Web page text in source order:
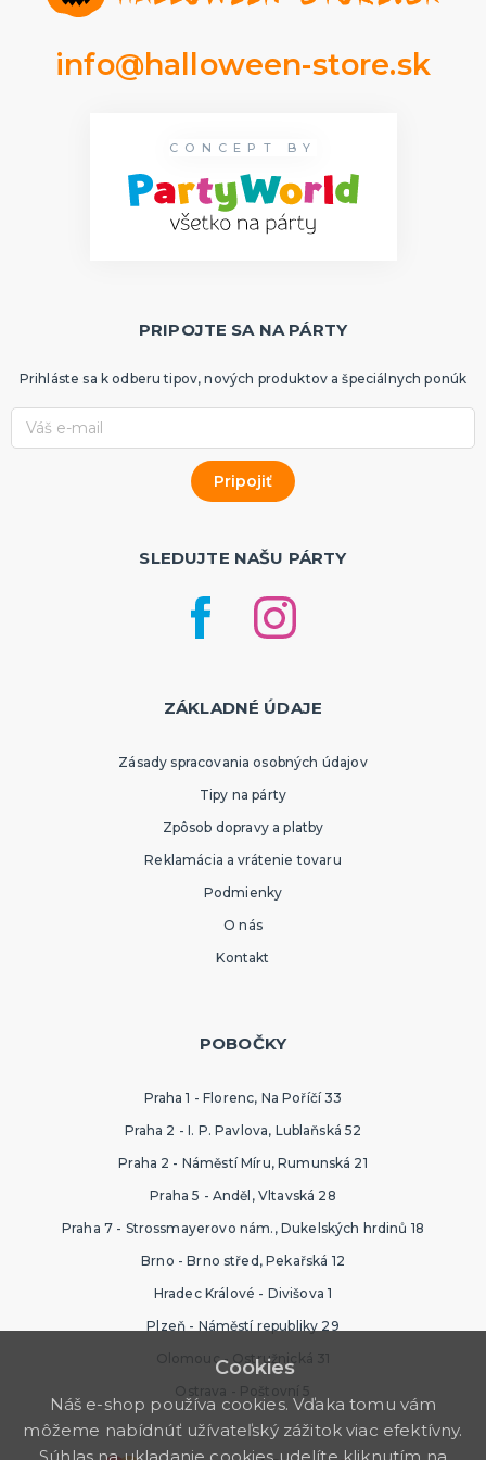
info@halloween-store.sk
CONCEPT BY
PRIPOJTE SA NA PÁRTY
Prihláste sa k odberu tipov, nových produktov a špeciálnych ponúk
SLEDUJTE NAŠU PÁRTY
ZÁKLADNÉ ÚDAJE
Zásady spracovania osobných údajov
Tipy na párty
Zpôsob dopravy a platby
Reklamácia a vrátenie tovaru
Podmienky
O nás
Kontakt
POBOČKY
Praha 1 - Florenc, Na Poříčí 33
Praha 2 - I. P. Pavlova, Lublaňská 52
Praha 2 - Náměstí Míru, Rumunská 21
Praha 5 - Anděl, Vltavská 28
Praha 7 - Strossmayerovo nám., Dukelských hrdinů 18
Brno - Brno střed, Pekařská 12
Hradec Králové - Divišova 1
Plzeň - Náměstí republiky 29
Olomouc - Ostružnická 31
Ostrava - Poštovní 5
Cookies
Náš e-shop používa cookies. Vďaka tomu vám
môžeme nabídnúť užívateľský zážitok viac efektívny.
Súhlas na ukladanie cookies udelíte kliknutím na